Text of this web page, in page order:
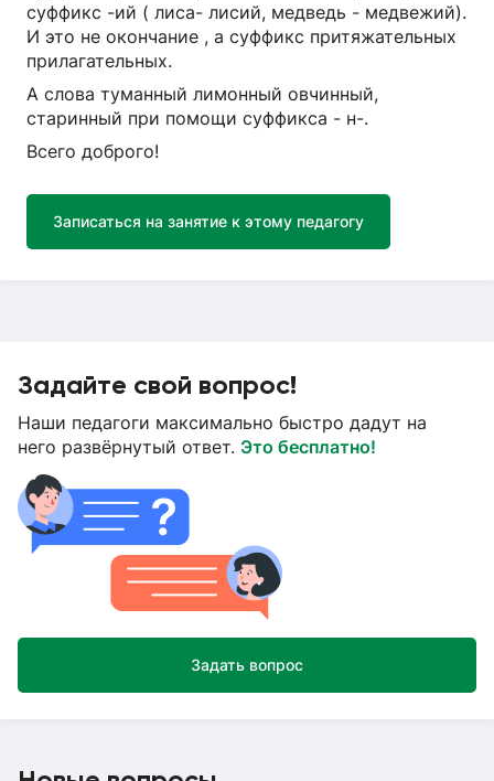
суффикс -ий ( лиса- лисий, медведь - медвежий).
И это не окончание , а суффикс притяжательных
прилагательных.
А слова туманный лимонный овчинный,
старинный при помощи суффикса - н-.
Всего доброго!
Записаться на занятие к этому педагогу
Задайте свой вопрос!
Наши педагоги максимально быстро дадут на
него развёрнутый ответ. Это бесплатно!
Задать вопрос